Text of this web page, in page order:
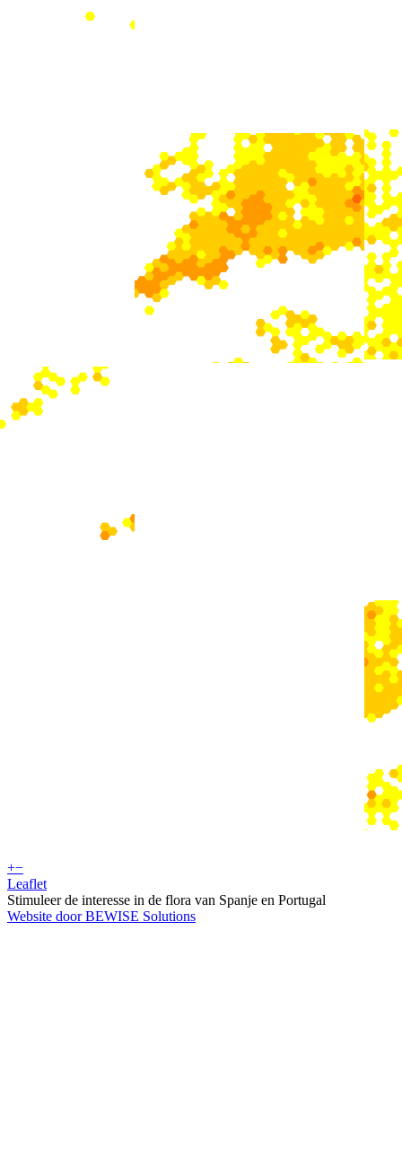
+−
Leaflet
Stimuleer de interesse in de flora van Spanje en Portugal
Website door BEWISE Solutions